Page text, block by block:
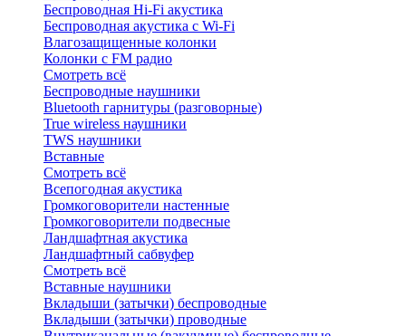
Беспроводная Hi-Fi акустика
Беспроводная акустика с Wi-Fi
Влагозащищенные колонки
Колонки с FM радио
Смотреть всё
Беспроводные наушники
Bluetоoth гарнитуры (разговорные)
True wireless наушники
TWS наушники
Вставные
Смотреть всё
Всепогодная акустика
Громкоговорители настенные
Громкоговорители подвесные
Ландшафтная акустика
Ландшафтный сабвуфер
Смотреть всё
Вставные наушники
Вкладыши (затычки) беспроводные
Вкладыши (затычки) проводные